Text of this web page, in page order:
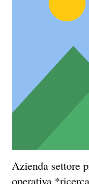
Azienda settore
operativa